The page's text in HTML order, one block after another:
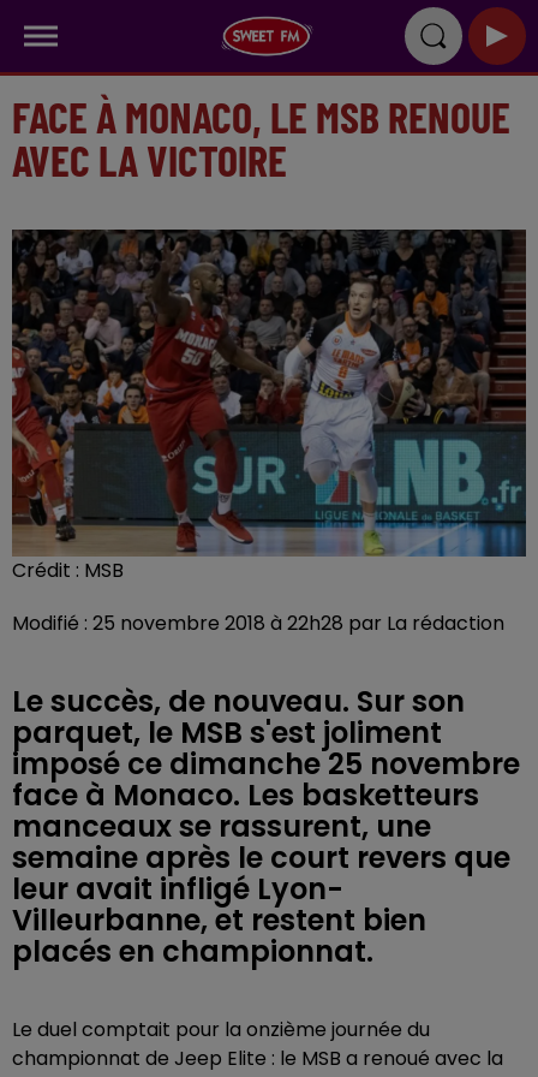
FACE À MONACO, LE MSB RENOUE
AVEC LA VICTOIRE
Crédit : MSB
Modifié : 25 novembre 2018 à 22h28 par La rédaction
Le succès, de nouveau. Sur son
parquet, le MSB s'est joliment
imposé ce dimanche 25 novembre
face à Monaco. Les basketteurs
manceaux se rassurent, une
semaine après le court revers que
leur avait infligé Lyon-
Villeurbanne, et restent bien
placés en championnat.
Le duel comptait pour la onzième journée du
championnat de Jeep Elite : le MSB a renoué avec la